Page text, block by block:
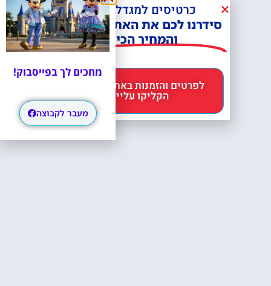
כרטיסים למגדל אייפל?
סידרנו לכם את האתר הכי אמין -
והמחיר הכי זול!
הקליקו עליי 😊
מחכים לך בפייסבוק!
מעבר לקבוצה